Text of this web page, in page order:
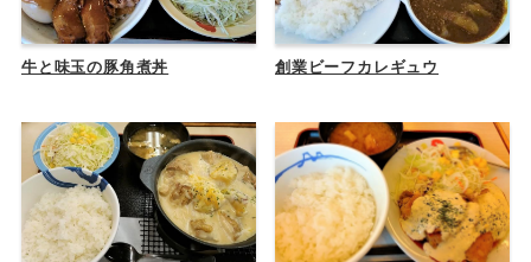
牛と味玉の豚角煮丼 創業ビーフカレギュウ